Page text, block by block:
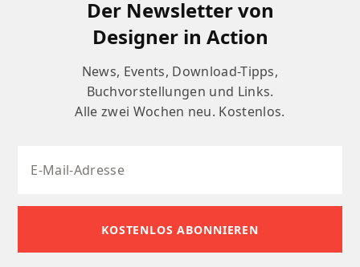
Der Newsletter von
Designer in Action
News, Events, Download-Tipps,
Buchvorstellungen und Links.
Alle zwei Wochen neu. Kostenlos.